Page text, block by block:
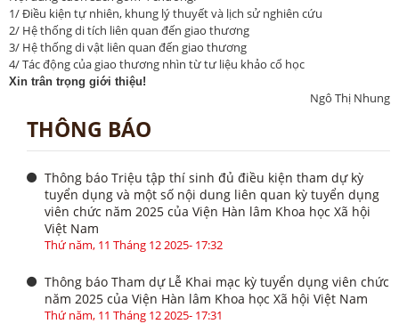
1/ Điều kiện tự nhiên, khung lý thuyết và lịch sử nghiên cứu
2/ Hệ thống di tích liên quan đến giao thương
3/ Hệ thống di vật liên quan đến giao thương
4/ Tác động của giao thương nhìn từ tư liệu khảo cổ học
Xin trân trọng giới thiệu!
Ngô Thị Nhung
THÔNG BÁO
Thông báo Triệu tập thí sinh đủ điều kiện tham dự kỳ
tuyển dụng và một số nội dung liên quan kỳ tuyển dụng
viên chức năm 2025 của Viện Hàn lâm Khoa học Xã hội
Việt Nam
Thứ năm, 11 Tháng 12 2025- 17:32
Thông báo Tham dự Lễ Khai mạc kỳ tuyển dụng viên chức
năm 2025 của Viện Hàn lâm Khoa học Xã hội Việt Nam
Thứ năm, 11 Tháng 12 2025- 17:31